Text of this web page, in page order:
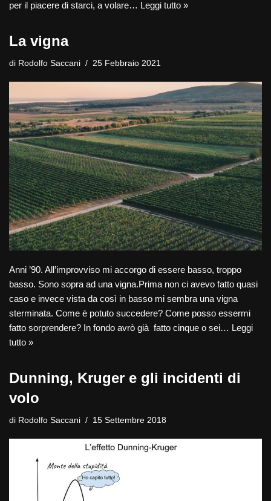
per il piacere di starci, a volare… Leggi tutto »
La vigna
di Rodolfo Saccani 25 Febbraio 2021
Anni ’90. All’improvviso mi accorgo di essere basso, troppo
basso. Sono sopra ad una vigna.Prima non ci avevo fatto quasi
caso e invece vista da così in basso mi sembra una vigna
sterminata. Come è potuto succedere? Come posso essermi
fatto sorprendere? In fondo avrò già fatto cinque o sei… Leggi
tutto »
Dunning, Kruger e gli incidenti di
volo
di Rodolfo Saccani 15 Settembre 2018